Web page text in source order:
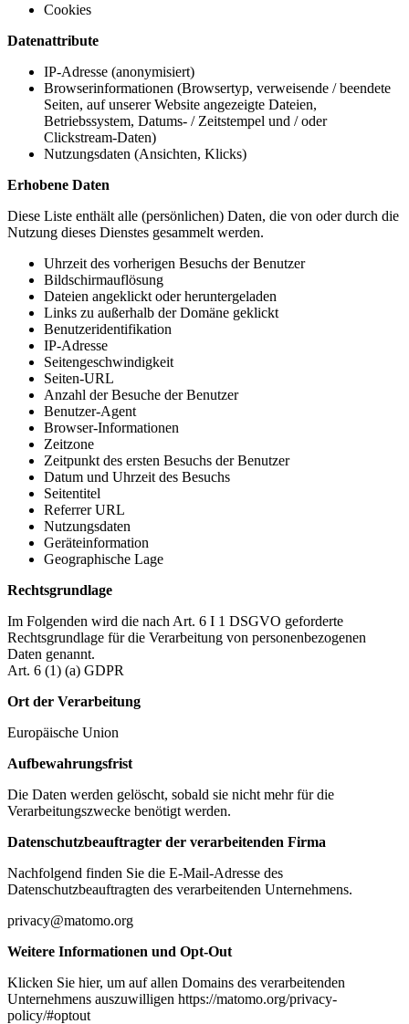
Cookies
Datenattribute
IP-Adresse (anonymisiert)
Browserinformationen (Browsertyp, verweisende / beendete
Seiten, auf unserer Website angezeigte Dateien,
Betriebssystem, Datums- / Zeitstempel und / oder
Clickstream-Daten)
Nutzungsdaten (Ansichten, Klicks)
Erhobene Daten
Diese Liste enthält alle (persönlichen) Daten, die von oder durch die
Nutzung dieses Dienstes gesammelt werden.
Uhrzeit des vorherigen Besuchs der Benutzer
Bildschirmauflösung
Dateien angeklickt oder heruntergeladen
Links zu außerhalb der Domäne geklickt
Benutzeridentifikation
IP-Adresse
Seitengeschwindigkeit
Seiten-URL
Anzahl der Besuche der Benutzer
Benutzer-Agent
Browser-Informationen
Zeitzone
Zeitpunkt des ersten Besuchs der Benutzer
Datum und Uhrzeit des Besuchs
Seitentitel
Referrer URL
Nutzungsdaten
Geräteinformation
Geographische Lage
Rechtsgrundlage
Im Folgenden wird die nach Art. 6 I 1 DSGVO geforderte
Rechtsgrundlage für die Verarbeitung von personenbezogenen
Daten genannt.
Art. 6 (1) (a) GDPR
Ort der Verarbeitung
Europäische Union
Aufbewahrungsfrist
Die Daten werden gelöscht, sobald sie nicht mehr für die
Verarbeitungszwecke benötigt werden.
Datenschutzbeauftragter der verarbeitenden Firma
Nachfolgend finden Sie die E-Mail-Adresse des
Datenschutzbeauftragten des verarbeitenden Unternehmens.
privacy@matomo.org
Weitere Informationen und Opt-Out
Klicken Sie hier, um auf allen Domains des verarbeitenden
Unternehmens auszuwilligen https://matomo.org/privacy-
policy/#optout